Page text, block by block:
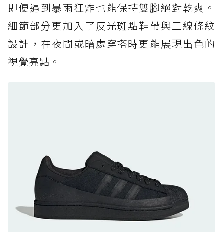
防水鞋推薦 7. Timberland Motion Access：
黃靴同級頂級防水，輕量化工裝健走鞋雨天必備
防水鞋推薦 7. Timberland Motion Access：
黃靴同級頂級防水，輕量化工裝健走鞋雨天必備
防水鞋推薦 10. PUMA Voyage NITRO™ 4
GORE-TEX：氮氣中底注入，回彈與防滑兼具的
全天候越野跑鞋
防水鞋推薦 11. On Cloudhorizon 2 WP：腳
感軟彈、搭載 Missiongrip™ 的防水輕越野鞋
即便遇到暴雨狂炸也能保持雙腳絕對乾爽。
細節部分更加入了反光斑點鞋帶與三線條紋
設計，在夜間或暗處穿搭時更能展現出色的
視覺亮點。